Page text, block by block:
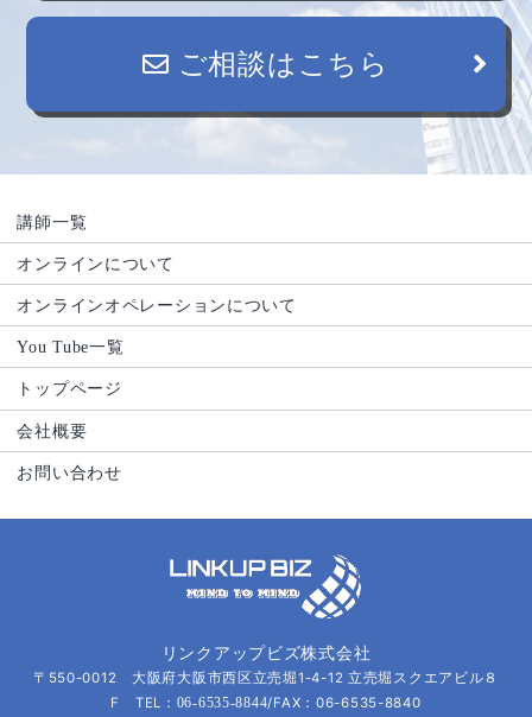
ご相談はこちら
講師一覧
オンラインについて
オンラインオペレーションについて
You Tube一覧
トップページ
会社概要
お問い合わせ
リンクアップビズ株式会社
〒550-0012 大阪府大阪市西区立売堀1-4-12 立売堀スクエアビル８
F TEL： 06-6535-8844/FAX：06-6535-8840